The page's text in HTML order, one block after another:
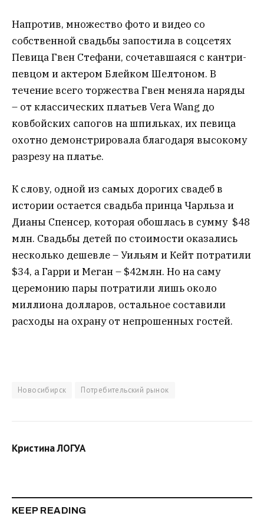
Напротив, множество фото и видео со
собственной свадьбы запостила в соцсетях
Певица Гвен Стефани, сочетавшаяся с кантри-
певцом и актером Блейком Шелтоном. В
течение всего торжества Гвен меняла наряды
– от классических платьев Vera Wang до
ковбойских сапогов на шпильках, их певица
охотно демонстрировала благодаря высокому
разрезу на платье.
К слову, одной из самых дорогих свадеб в
истории остается свадьба принца Чарльза и
Дианы Спенсер, которая обошлась в сумму $48
млн. Свадьбы детей по стоимости оказались
несколько дешевле – Уильям и Кейт потратили
$34, а Гарри и Меган – $42млн. Но на саму
церемонию пары потратили лишь около
миллиона долларов, остальное составили
расходы на охрану от непрошенных гостей.
Новосибирск Потребительский рынок
Кристина ЛОГУА
KEEP READING